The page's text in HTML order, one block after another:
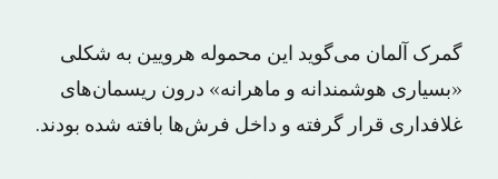
گمرک آلمان می‌گوید این محموله هرویین به شکلی
«بسیاری هوشمندانه و ماهرانه» درون ریسمان‌های
غلافداری قرار گرفته و داخل فرش‌ها بافته شده بودند.